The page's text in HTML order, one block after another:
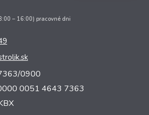
– 16:00) pracovné dni
0900
0051 4643 7363